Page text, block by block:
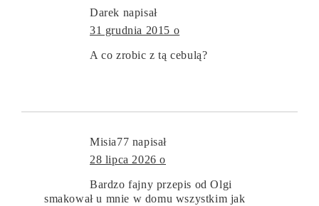
Darek napisał
31 grudnia 2015 o
A co zrobic z tą cebulą?
Misia77 napisał
28 lipca 2026 o
Bardzo fajny przepis od Olgi
smakował u mnie w domu wszystkim jak